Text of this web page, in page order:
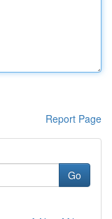
Report Page
Go